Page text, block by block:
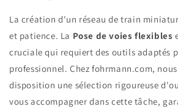
La création d'un réseau de train
et patience. La Pose de voies flexibles
cruciale qui requiert des outils adaptés
professionnel. Chez fohrmann.com,
disposition une sélection rigoureuse
vous accompagner dans cette tâche,